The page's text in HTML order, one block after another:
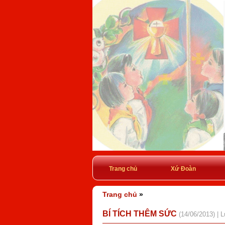
Trang chủ Xứ Đoàn
Trang chủ »
BÍ TÍCH THÊM SỨC (14/06/2013) |